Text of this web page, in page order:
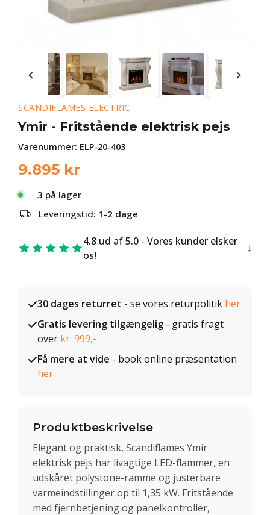
SCANDIFLAMES ELECTRIC
Ymir - Fritstående elektrisk pejs
Varenummer: ELP-20-403
9.895 kr
3 på lager
Leveringstid: 1-2 dage
4.8 ud af 5.0 - Vores kunder elsker
os!
30 dages returret - se vores returpolitik her
Gratis levering tilgængelig - gratis fragt
over kr. 999,-
Få mere at vide - book online præsentation
her
Produktbeskrivelse
Elegant og praktisk, Scandiflames Ymir
elektrisk pejs har livagtige LED-flammer, en
udskåret polystone-ramme og justerbare
varmeindstillinger op til 1,35 kW. Fritstående
med fjernbetjening og panelkontroller,